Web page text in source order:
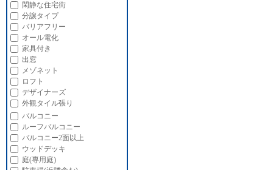
閑静な住宅街
分譲タイプ
バリアフリー
オール電化
家具付き
出窓
メゾネット
ロフト
デザイナーズ
外観タイル張り
バルコニー
ルーフバルコニー
バルコニー2面以上
ウッドデッキ
庭(専用庭)